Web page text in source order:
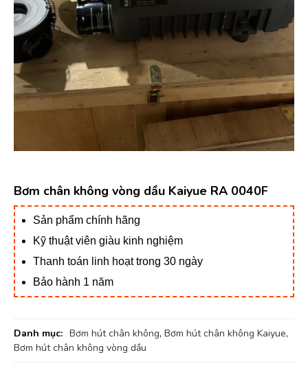
Bơm chân không vòng dầu Kaiyue RA 0040F
Sản phẩm chính hãng
Kỹ thuật viên giàu kinh nghiệm
Thanh toán linh hoạt trong 30 ngày
Bảo hành 1 năm
Danh mục: Bơm hút chân không, Bơm hút chân không Kaiyue,
Bơm hút chân không vòng dầu